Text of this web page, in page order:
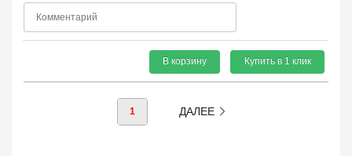
В корзину Купить в 1 клик
1 ДАЛЕЕ